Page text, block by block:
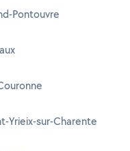
Pontouvre
Yrieix-sur-Charente